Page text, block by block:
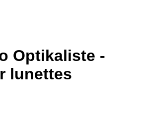
Optikaliste -
lunettes